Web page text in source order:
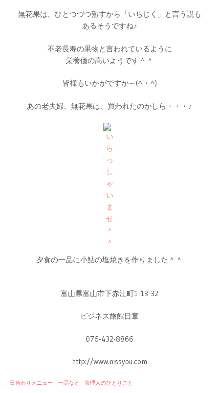
無花果は、ひとつづつ熟すから「いちじく」と言う説も
あるそうですね♪
不老長寿の果物と言われているように
栄養価の高いようです＾＾
皆様もいかがですか～(^・^)
あの老夫婦、無花果は、買われたのかしら・・・♪
夕食の一品に小鮎の塩焼きを作りました＾＾
富山県富山市下赤江町1-13-32
ビジネス旅館日章
076-432-8866
http://www.nissyou.com
日替わりメニュー 一品など 管理人のひとりごと